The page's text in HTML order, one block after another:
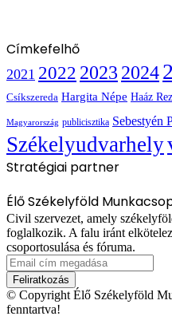
Címkefelhő
2021 2022 2023 2024
Csíkszereda Hargita Népe Haáz
Magyarország publicisztika Sebestyén
Székelyudvarhely
Stratégiai partner
Élő Székelyföld
Civil szervezet, amely
foglalkozik. A falu iránt
csoportosulása és fóruma.
Email
cím
megadása
© Copyright Élő Székelyföld
fenntartva!